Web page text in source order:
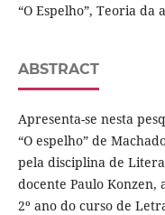
“O Espelho”, Teoria da
ABSTRACT
Apresenta-se nesta
“O espelho” de
pela disciplina de
docente Paulo Konzen,
2º ano do curso de